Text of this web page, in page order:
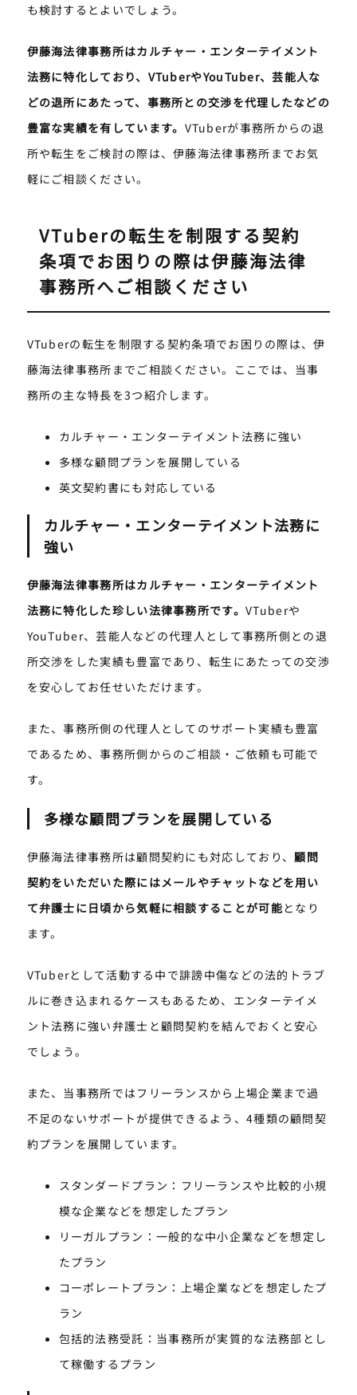
も検討するとよいでしょう。
伊藤海法律事務所はカルチャー・エンターテイメント
法務に特化しており、VTuberやYouTuber、芸能人な
どの退所にあたって、事務所との交渉を代理したなどの
豊富な実績を有しています。 VTuberが事務所からの退
所や転生をご検討の際は、伊藤海法律事務所までお気
軽にご相談ください。
VTuberの転生を制限する契約
条項でお困りの際は伊藤海法律
事務所へご相談ください
VTuberの転生を制限する契約条項でお困りの際は、伊
藤海法律事務所までご相談ください。ここでは、当事
務所の主な特長を3つ紹介します。
カルチャー・エンターテイメント法務に強い
多様な顧問プランを展開している
英文契約書にも対応している
カルチャー・エンターテイメント法務に
強い
伊藤海法律事務所はカルチャー・エンターテイメント
法務に特化した珍しい法律事務所です。 VTuberや
YouTuber、芸能人などの代理人として事務所側との退
所交渉をした実績も豊富であり、転生にあたっての交渉
を安心してお任せいただけます。
また、事務所側の代理人としてのサポート実績も豊富
であるため、事務所側からのご相談・ご依頼も可能で
す。
多様な顧問プランを展開している
伊藤海法律事務所は顧問契約にも対応しており、顧問
契約をいただいた際にはメールやチャットなどを用い
て弁護士に日頃から気軽に相談することが可能となり
ます。
VTuberとして活動する中で誹謗中傷などの法的トラブ
ルに巻き込まれるケースもあるため、エンターテイメ
ント法務に強い弁護士と顧問契約を結んでおくと安心
でしょう。
また、当事務所ではフリーランスから上場企業まで過
不足のないサポートが提供できるよう、4種類の顧問契
約プランを展開しています。
スタンダードプラン：フリーランスや比較的小規
模な企業などを想定したプラン
リーガルプラン：一般的な中小企業などを想定し
たプラン
コーポレートプラン：上場企業などを想定したプ
ラン
包括的法務受託：当事務所が実質的な法務部とし
て稼働するプラン